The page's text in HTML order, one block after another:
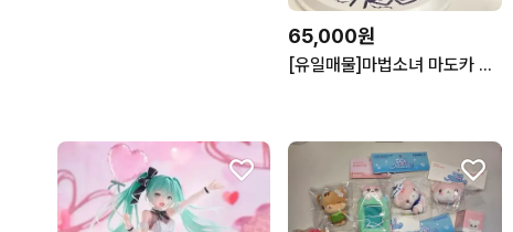
65,000원
[유일매물]마법소녀 마도카 마기카 안경 호무라 피규어 dxf